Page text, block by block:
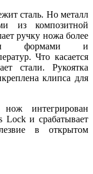
сталь. Но металл
из композитной
ручку ножа более
формами и
Что касается
стали. Рукоятка
клипса для
нож интегрирован
Lock и срабатывает
в открытом